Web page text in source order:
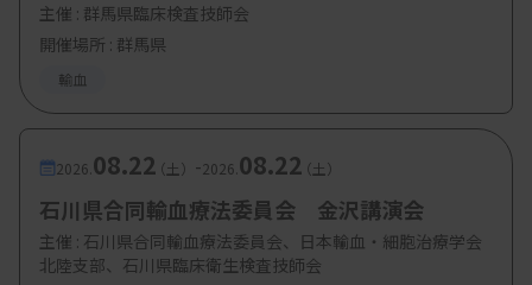
主催 : 群馬県臨床検査技師会
開催場所 : 群馬県
輸血
2026. 08.22（土） -2026. 08.22（土）
石川県合同輸血療法委員会 金沢講演会
主催 : 石川県合同輸血療法委員会、日本輸血・細胞治療学会
北陸支部、石川県臨床衛生検査技師会